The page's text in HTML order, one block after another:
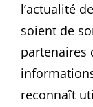
l’actualité
soient de
partenaires
reconnaît